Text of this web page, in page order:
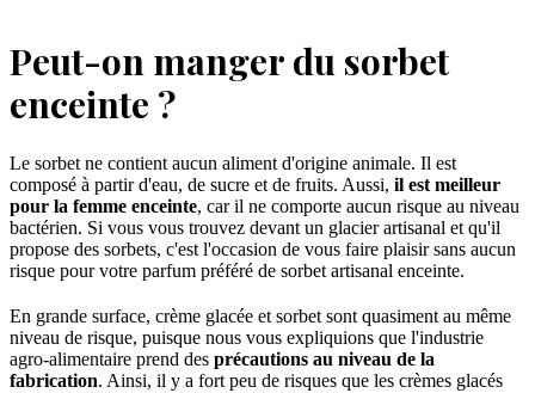
Peut-on manger du sorbet
enceinte ?
Le sorbet ne contient aucun aliment d'origine animale. Il est
composé à partir d'eau, de sucre et de fruits. Aussi, il est meilleur
pour la femme enceinte, car il ne comporte aucun risque au niveau
bactérien. Si vous vous trouvez devant un glacier artisanal et qu'il
propose des sorbets, c'est l'occasion de vous faire plaisir sans aucun
risque pour votre parfum préféré de sorbet artisanal enceinte.
En grande surface, crème glacée et sorbet sont quasiment au même
niveau de risque, puisque nous vous expliquions que l'industrie
agro-alimentaire prend des précautions au niveau de la
fabrication. Ainsi, il y a fort peu de risques que les crèmes glacés